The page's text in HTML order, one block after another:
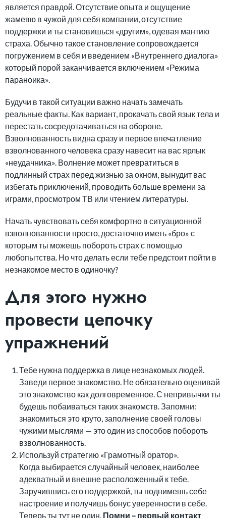
является правдой. Отсутствие опыта и ощущение
жамевю в чужой для себя компании, отсутствие
поддержки и ты становишься «другим», одевая мантию
страха. Обычно такое становление сопровождается
погружением в себя и введением «Внутреннего диалога»
который порой заканчивается включением «Режима
параноика».
Будучи в такой ситуации важно начать замечать
реальные факты. Как вариант, прокачать свой язык тела и
перестать сосредотачиваться на обороне.
Взволнованность видна сразу и первое впечатление
взволнованного человека сразу навесит на вас ярлык
«неудачника». Волнение может превратиться в
подлинный страх перед жизнью за окном, вынудит вас
избегать приключений, проводить больше времени за
играми, просмотром ТВ или чтением литературы.
Начать чувствовать себя комфортно в ситуационной
взволнованности просто, достаточно иметь «бро» с
которым ты можешь побороть страх с помощью
любопытства. Но что делать если тебе предстоит пойти в
незнакомое место в одиночку?
Для этого нужно
провести цепочку
упражнений
Тебе нужна поддержка в лице незнакомых людей.
Заведи первое знакомство. Не обязательно оценивай
это знакомство как долговременное. С непривычки ты
будешь побаиваться таких знакомств. Запомни:
знакомиться это круто, заполнение своей головы
чужими мыслями — это один из способов побороть
взволнованность.
Используй стратегию «Грамотный оратор».
Когда выбирается случайный человек, наиболее
адекватный и внешне расположенный к тебе.
Заручившись его поддержкой, ты поднимешь себе
настроение и получишь бонус уверенности в себе.
Теперь ты тут не один. Помни – первый контакт